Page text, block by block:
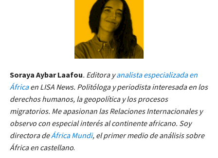
Soraya Aybar Laafou. Editora yanalista especializada en
Áfricaen LISA News. Politóloga y periodista interesada en los
derechos humanos, la geopolítica y los procesos
migratorios. Me apasionan las Relaciones Internacionales y
observo con especial interés al continente africano. Soy
directora deÁfrica Mundi, el primer medio de análisis sobre
África en castellano.